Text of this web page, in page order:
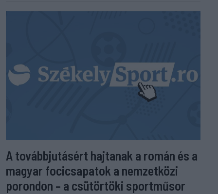
A továbbjutásért hajtanak a román és a
magyar focicsapatok a nemzetközi
porondon – a csütörtöki sportműsor